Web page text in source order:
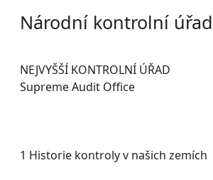
Národní kontrolní úřad
NEJVYŠŠÍ KONTROLNÍ ÚŘAD
Supreme Audit Office
1 Historie kontroly v našich zemích